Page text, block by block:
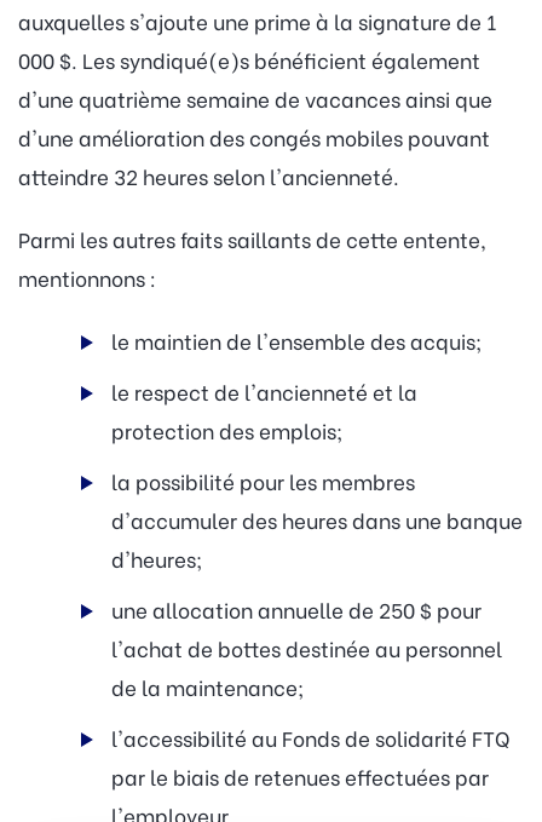
auxquelles s'ajoute une prime à la signature de 1
000 $. Les syndiqué(e)s bénéficient également
d'une quatrième semaine de vacances ainsi que
d'une amélioration des congés mobiles pouvant
atteindre 32 heures selon l'ancienneté.
Parmi les autres faits saillants de cette entente,
mentionnons :
le maintien de l'ensemble des acquis;
le respect de l'ancienneté et la
protection des emplois;
la possibilité pour les membres
d'accumuler des heures dans une banque
d'heures;
une allocation annuelle de 250 $ pour
l'achat de bottes destinée au personnel
de la maintenance;
l'accessibilité au Fonds de solidarité FTQ
par le biais de retenues effectuées par
l'employeur.